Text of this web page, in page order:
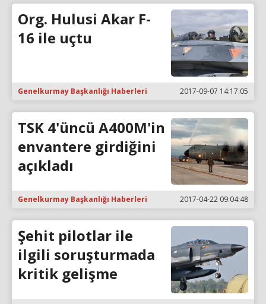
Org. Hulusi Akar F-
16 ile uçtu
Genelkurmay Başkanlığı Haberleri 2017-09-07 14:17:05
TSK 4'üncü A400M'in
envantere girdiğini
açıkladı
Genelkurmay Başkanlığı Haberleri 2017-04-22 09:04:48
Şehit pilotlar ile
ilgili soruşturmada
kritik gelişme